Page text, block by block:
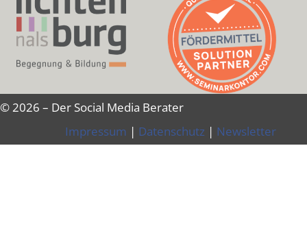
© 2026 – Der Social Media Berater
Impressum | Datenschutz | Newsletter